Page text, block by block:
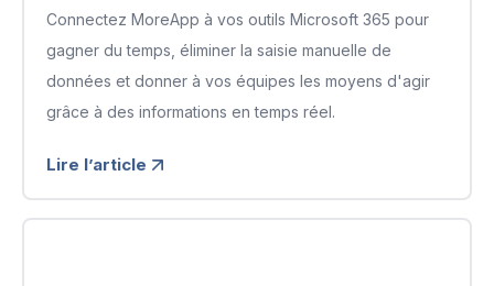
Connectez MoreApp à vos outils Microsoft 365 pour
gagner du temps, éliminer la saisie manuelle de
données et donner à vos équipes les moyens d'agir
grâce à des informations en temps réel.
Lire l’article